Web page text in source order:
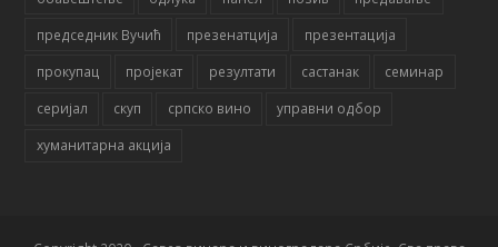
председник Вучић
презенатција
презентација
прокупац
пројекат резултати састанак
семинар
серијал
скуп српско вино
управни одбор
хуманитарна акција